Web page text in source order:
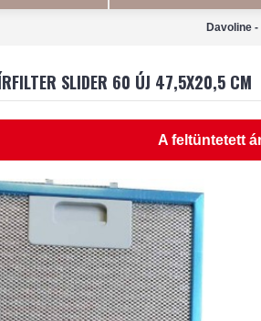
Davoline
SLIDER 60 ÚJ 47,5X20,5 CM
A feltüntetett